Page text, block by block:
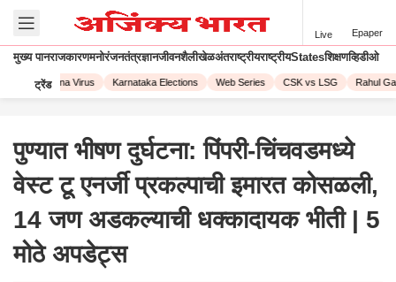
Live Epaper
मुख्य पानराजकारणमनोरंजनतंत्रज्ञानजीवनशैलीखेळअंतराष्ट्रीयराष्ट्रीयStatesशिक्षणव्हिडीओ
ट्रेंड
Corona Virus Karnataka Elections Web Series CSK vs LSG Rahul
पुण्यात भीषण दुर्घटना: पिंपरी-चिंचवडमध्ये
वेस्ट टू एनर्जी प्रकल्पाची इमारत कोसळली,
14 जण अडकल्याची धक्कादायक भीती | 5
मोठे अपडेट्स